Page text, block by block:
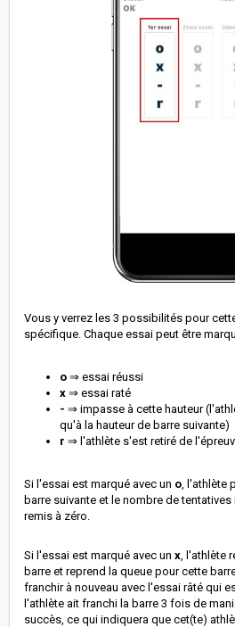
Vous y verrez les 3 possibilités pour
spécifique. Chaque essai peut être
o ⇒ essai réussi
x ⇒ essai raté
- ⇒ impasse à cette hauteur
qu'à la hauteur de barre suivante)
r ⇒ l'athlète s'est retiré de
Si l'essai est marqué avec un o , l'athlète
barre suivante et le nombre de
remis à zéro.
Si l'essai est marqué avec un x , l'athlète
barre et reprend la queue pour cette
franchir à nouveau avec l'essai râté qui
l'athlète ait franchi la barre 3 fois de
succès, ce qui indiquera que cet(te)